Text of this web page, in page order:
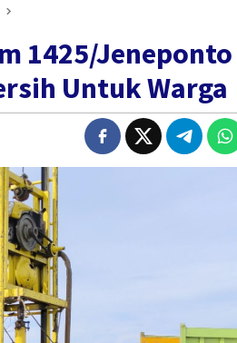
1425/Jeneponto
Untuk Warga